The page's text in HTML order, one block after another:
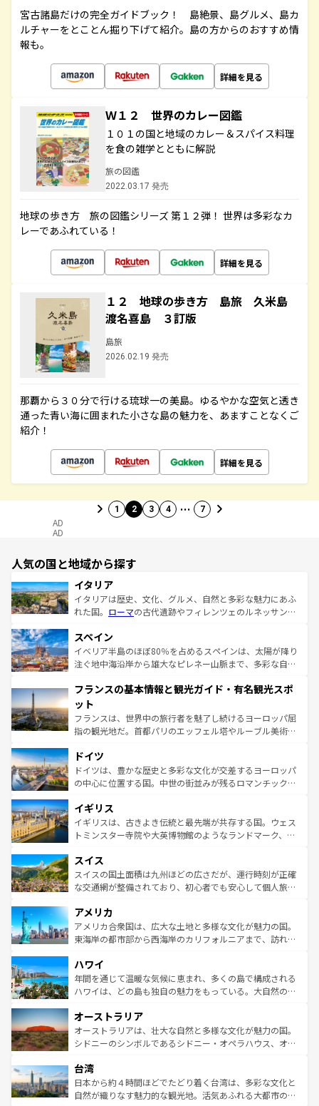
宮古諸島だけの完全ガイドブック！ 島絶景、島グルメ、島カ
ルチャーをとことん掘り下げて紹介。島の方からのおすすめ情
報も。
詳細を見る
Ｗ１２ 世界のカレー図鑑
１０１の国と地域のカレー＆スパイス料理
を食の雑学とともに解説
旅の図鑑
2022.03.17 発売
地球の歩き方 旅の図鑑シリーズ 第１２弾！ 世界は多彩なカ
レーであふれている！
詳細を見る
１２ 地球の歩き方 島旅 久米島
渡名喜島 ３訂版
島旅
2026.02.19 発売
那覇から３０分で行ける琉球一の美島。ゆるやかな空気と透き
通った青い海に囲まれた小さな島の魅力を、あますことなくご
紹介！
詳細を見る
1 2 3 4 … 7
AD
AD
人気の国と地域から探す
イタリア
イタリアは歴史、文化、グルメ、自然と多彩な魅力にあふ
れた国。 ローマの古代遺跡やフィレンツェのルネッサンス
ろん、トスカーナの美しい田園風景やアマルフィ海岸の絶
景など、自然景観も見逃せない。観光の合間には、本場の
ピザやパスタなど、絶品のイタリア料理を堪能することも
ませてくれるイタリアで、忘れられない旅をしてみよう！
なお、新着のイタリア情報は
しい。
スペイン
イベリア半島のほぼ80％を占めるスペインは、太陽が降り
注ぐ地中海沿岸から雄大なピレネー山脈まで、多彩な自然
文化が根付くこの国では、情熱的なフラメンコ、熱気あふ
れる闘牛、そして美味しいタパスが生活の一部となってい
る。首都マドリードの洗練された雰囲気や、バルセロナの
アートに溢れた街角から、地方では古代ローマ遺跡や中世
せる。地方によって風土や気候が異なるスペインはその個
性で訪れる人を魅了する。 なお、新着のスペイン情報は コ
ンテンツ一覧を参照してほしい。
フランスの基本情報と観光ガイド・有名観光スポ
ット
フランスは、世界中の旅行者を魅了し続けるヨーロッパ屈
指の観光地だ。首都パリのエッフェル塔やルーブル美術館
で、幅広い魅力が詰まっている。華麗な宮殿、歴史的な大
聖堂、美しいビーチ、そして豊かな自然が、訪れる者を心
から魅了する。また、フランスは美食の国としても知ら
いる。シャンパンの発祥地であるランス、プロヴァンスの
香り高いラベンダー畑など、多彩な楽しみ方が可能だ。さ
らに、パリ以外の地域にも魅力が溢れており、どの街角に
れる地方に足を運ぶとそれぞれで全く異なる文化を体験で
きるだろう。 なお、新着のフランス情報はコンテンツ一覧
を参照してほしい。
ドイツ
ドイツは、豊かな歴史と多彩な文化が交差するヨーロッパ
の中心に位置する国。中世の街並みが残るロマンチック街
顔を持つこの国は、どこを歩いても飽きることがない。ベ
ルリンの文化的活気、バイエルン州のアルプスの絶景、そ
してライン川沿いのワイン畑といった風景は必見。ビール
は、お酒好きな人にはぜひ体験してほしい。 なお、新着の
ドイツ情報はコンテンツ一覧を参照してほしい。
イギリス
イギリスは、古きよき伝統と最先端が共存する国。ウェス
トミンスター寺院や大英博物館のようなランドマーク、歴
リアごとに異なる魅力がある。また、優雅なアフタヌーン
ティー、ビール好きにはたまらない英国パブ、サッカー観
戦など、本場だからこそできる体験も豊富。イギリスを旅
ンツ一覧を参照してほしい。
スイス
スイスの国土面積は九州ほどの広さだが、運行時刻が正確
な交通網が整備されており、初心者でも安心して個人旅行
の建物がそのまま残る町や、スイスならではのユニークな
博物館もあり、アルプス観光だけでなく町歩きも満喫する
ことができる。国民の所得が高いため物価も高いが、旅行
ば市内交通費無料で観光を楽しむこともできる。 なお、新
着のスイス情報はコンテンツ一覧 を参照してほしい。
アメリカ
アメリカ合衆国は、広大な土地と多様な文化が魅力の国。
東海岸の都市部から西海岸のカリフォルニアまで、訪れる
のような巨大都市は、観光、ショッピング、エンターテイ
ンメントが詰まった刺激的なスポットだ。一方、アメリカ
西部には大自然が広がり、グランドキャニオンやイエロー
部のニューオーリンズでは、音楽と美食が融合した独特の
文化が魅力。旅行者はアメリカの各地域で異なる魅力を楽
しみながら、その多様性と豊かな歴史を感じることができ
ならではの贅沢な旅のスタイルだ。 なお、新着のアメリカ
情報はコンテンツ一覧を参照してほしい。
ハワイ
年間を通じて温暖な気候に恵まれ、多くの島で構成される
ハワイは、どの島も独自の魅力をもっている。大自然の神
ワイ島は見逃せない。また、定番の観光地といえばオアフ
島だが、静かな自然を求めるならマウイ島やカウアイ島が
おすすめ。エメラルドグリーンに輝く海をはじめ、豊かな
れるおもてなしの心で訪れる人々を迎えてくれるハワイの
人々、おいしいローカルフードやハワイアンミュージッ
ク、伝統的なフラダンスなど、すべてがハワイの魅力を彩
オーストラリア
オーストラリアは、壮大な自然と多様な文化が魅力の国。
シドニーのシンボルであるシドニー・オペラハウス、オー
リアリーフや大陸中央部にそびえるウルル（エアーズロッ
ク）、タスマニアの美しい原生林やケアンズの熱帯雨林な
ど、見どころがたくさん。また、カフェやワイン、オージ
台湾
日本から約４時間ほどでたどり着く台湾は、多彩な文化と
自然が織りなす魅力的な観光地。活気あふれる大都市の台